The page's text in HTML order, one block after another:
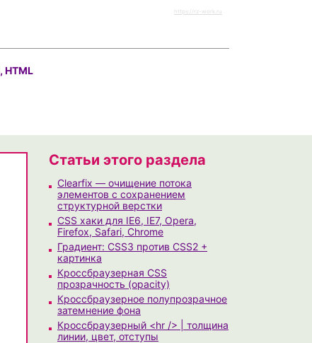
https://rz-work.ru
HTML
Статьи этого раздела
Clearfix — очищение потока
элементов с сохранением
структурной верстки
CSS хаки для IE6, IE7, Opera,
Firefox, Safari, Chrome
Градиент: CSS3 против CSS2 +
картинка
Кроссбраузерная CSS
прозрачность (opacity)
Кроссбраузерное полупрозрачное
затемнение фона
Кроссбраузерный <hr /> | толщина
линии, цвет, отступы